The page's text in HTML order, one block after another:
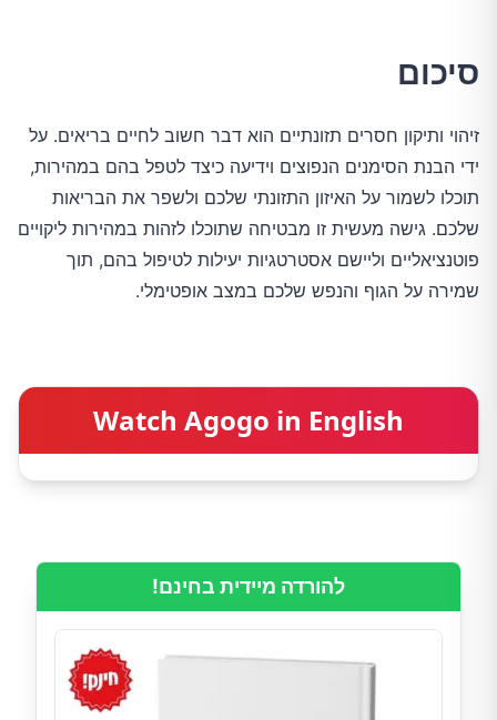
סיכום
זיהוי ותיקון חסרים תזונתיים הוא דבר חשוב לחיים בריאים. על
ידי הבנת הסימנים הנפוצים וידיעה כיצד לטפל בהם במהירות,
תוכלו לשמור על האיזון התזונתי שלכם ולשפר את הבריאות
שלכם. גישה מעשית זו מבטיחה שתוכלו לזהות במהירות ליקויים
פוטנציאליים וליישם אסטרטגיות יעילות לטיפול בהם, תוך
שמירה על הגוף והנפש שלכם במצב אופטימלי.
Watch Agogo in English
להורדה מיידית בחינם!